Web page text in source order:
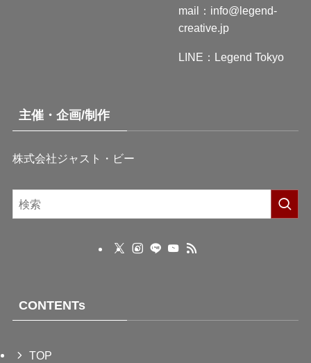
mail： info@legend-
creative.jp
LINE： Legend Tokyo
主催・企画/制作
株式会社ジャスト・ビー
CONTENTs
TOP